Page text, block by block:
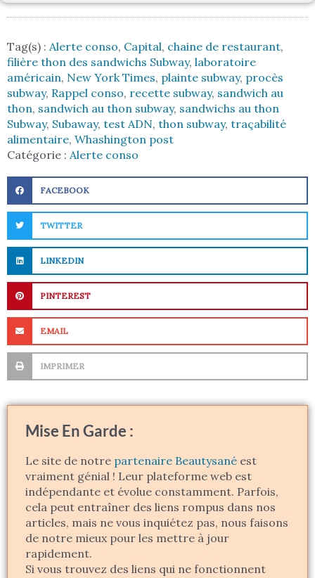
Tag(s) : Alerte conso, Capital, chaine de restaurant,
filière thon des sandwichs Subway, laboratoire
américain, New York Times, plainte subway, procès
subway, Rappel conso, recette subway, sandwich au
thon, sandwich au thon subway, sandwichs au thon
Subway, Subaway, test ADN, thon subway, traçabilité
alimentaire, Whashington post
Catégorie : Alerte conso
FACEBOOK
TWITTER
LINKEDIN
PINTEREST
EMAIL
IMPRIMER
Mise En Garde :
Le site de notre partenaire Beautysané est
vraiment génial ! Leur plateforme web est
indépendante et évolue constamment. Parfois,
cela peut entraîner des liens rompus dans nos
articles, mais ne vous inquiétez pas, nous faisons
de notre mieux pour les mettre à jour
rapidement.
Si vous trouvez des liens qui ne fonctionnent